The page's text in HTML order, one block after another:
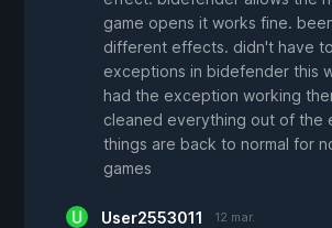
game opens it works fine.
different effects. didn't have
exceptions in bidefender this
had the exception working
cleaned everything out of the
things are back to normal for
games
User2553011 12 mar.